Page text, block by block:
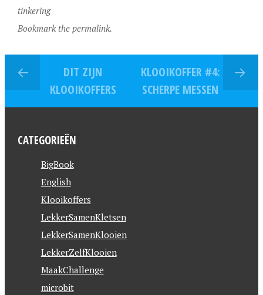
tinkering
Bookmark the permalink.
DIT ZIJN
KLOOIKOFFERS
KLOOIKOFFER #4:
SCHERPE MESSEN
CATEGORIEËN
BigBook
English
Klooikoffers
LekkerSamenKletsen
LekkerSamenKlooien
LekkerZelfKlooien
MaakChallenge
microbit